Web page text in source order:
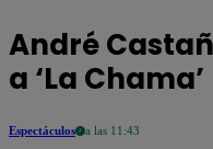
André
a ‘La Chama’
Espectáculos a las 11:43